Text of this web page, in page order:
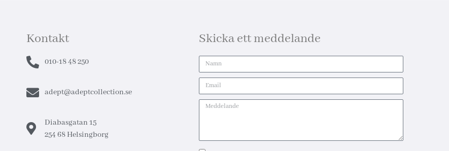
Kontakt
010-18 48 250
adept@adeptcollection.se
Diabasgatan 15
254 68 Helsingborg
Skicka ett meddelande